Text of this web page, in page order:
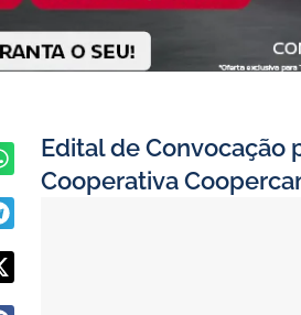
Edital de Convocação
Cooperativa